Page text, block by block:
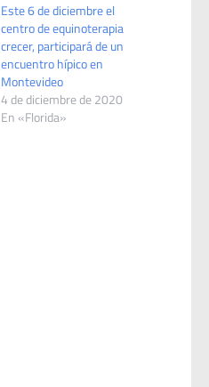
Este 6 de diciembre el
centro de equinoterapia
crecer, participará de un
encuentro hípico en
Montevideo
4 de diciembre de 2020
En «Florida»